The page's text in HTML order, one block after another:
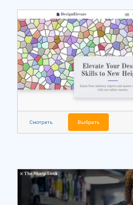
Смотреть Выбрать